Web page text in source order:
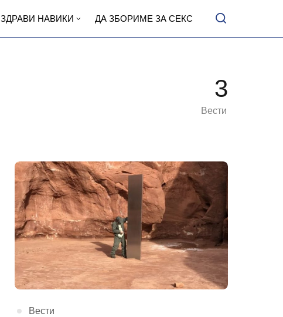
ЗДРАВИ НАВИКИ ДА ЗБОРИМЕ ЗА СЕКС
3
Вести
КАтегорија
Вести